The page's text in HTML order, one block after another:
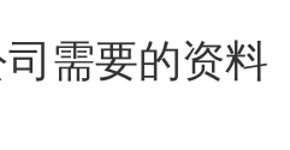
需要的资料